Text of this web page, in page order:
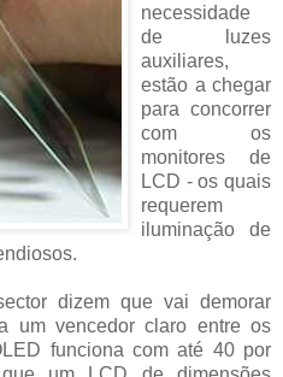
necessidade
de luzes
auxiliares,
estão a chegar
para concorrer
com os
monitores de
LCD - os quais
requerem
iluminação de
dizem que vai demorar
um vencedor claro entre os
funciona com até 40 por